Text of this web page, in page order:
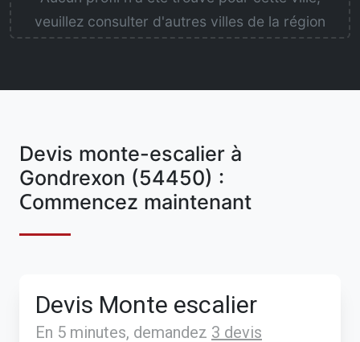
veuillez consulter d'autres villes de la région
Devis monte-escalier à
Gondrexon (54450) :
Commencez maintenant
Devis Monte escalier
En 5 minutes, demandez 3 devis